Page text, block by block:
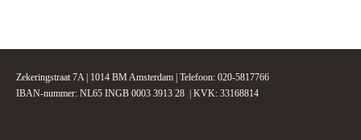
Zekeringstraat 7A | 1014 BM Amsterdam | Telefoon: 020-5817766
IBAN-nummer: NL65 INGB 0003 3913 28 | KVK: 33168814